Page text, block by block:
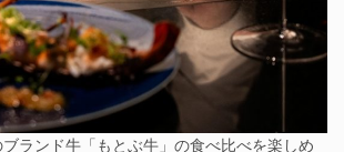
ランド牛「もとぶ牛」の食べ比べを楽しめ